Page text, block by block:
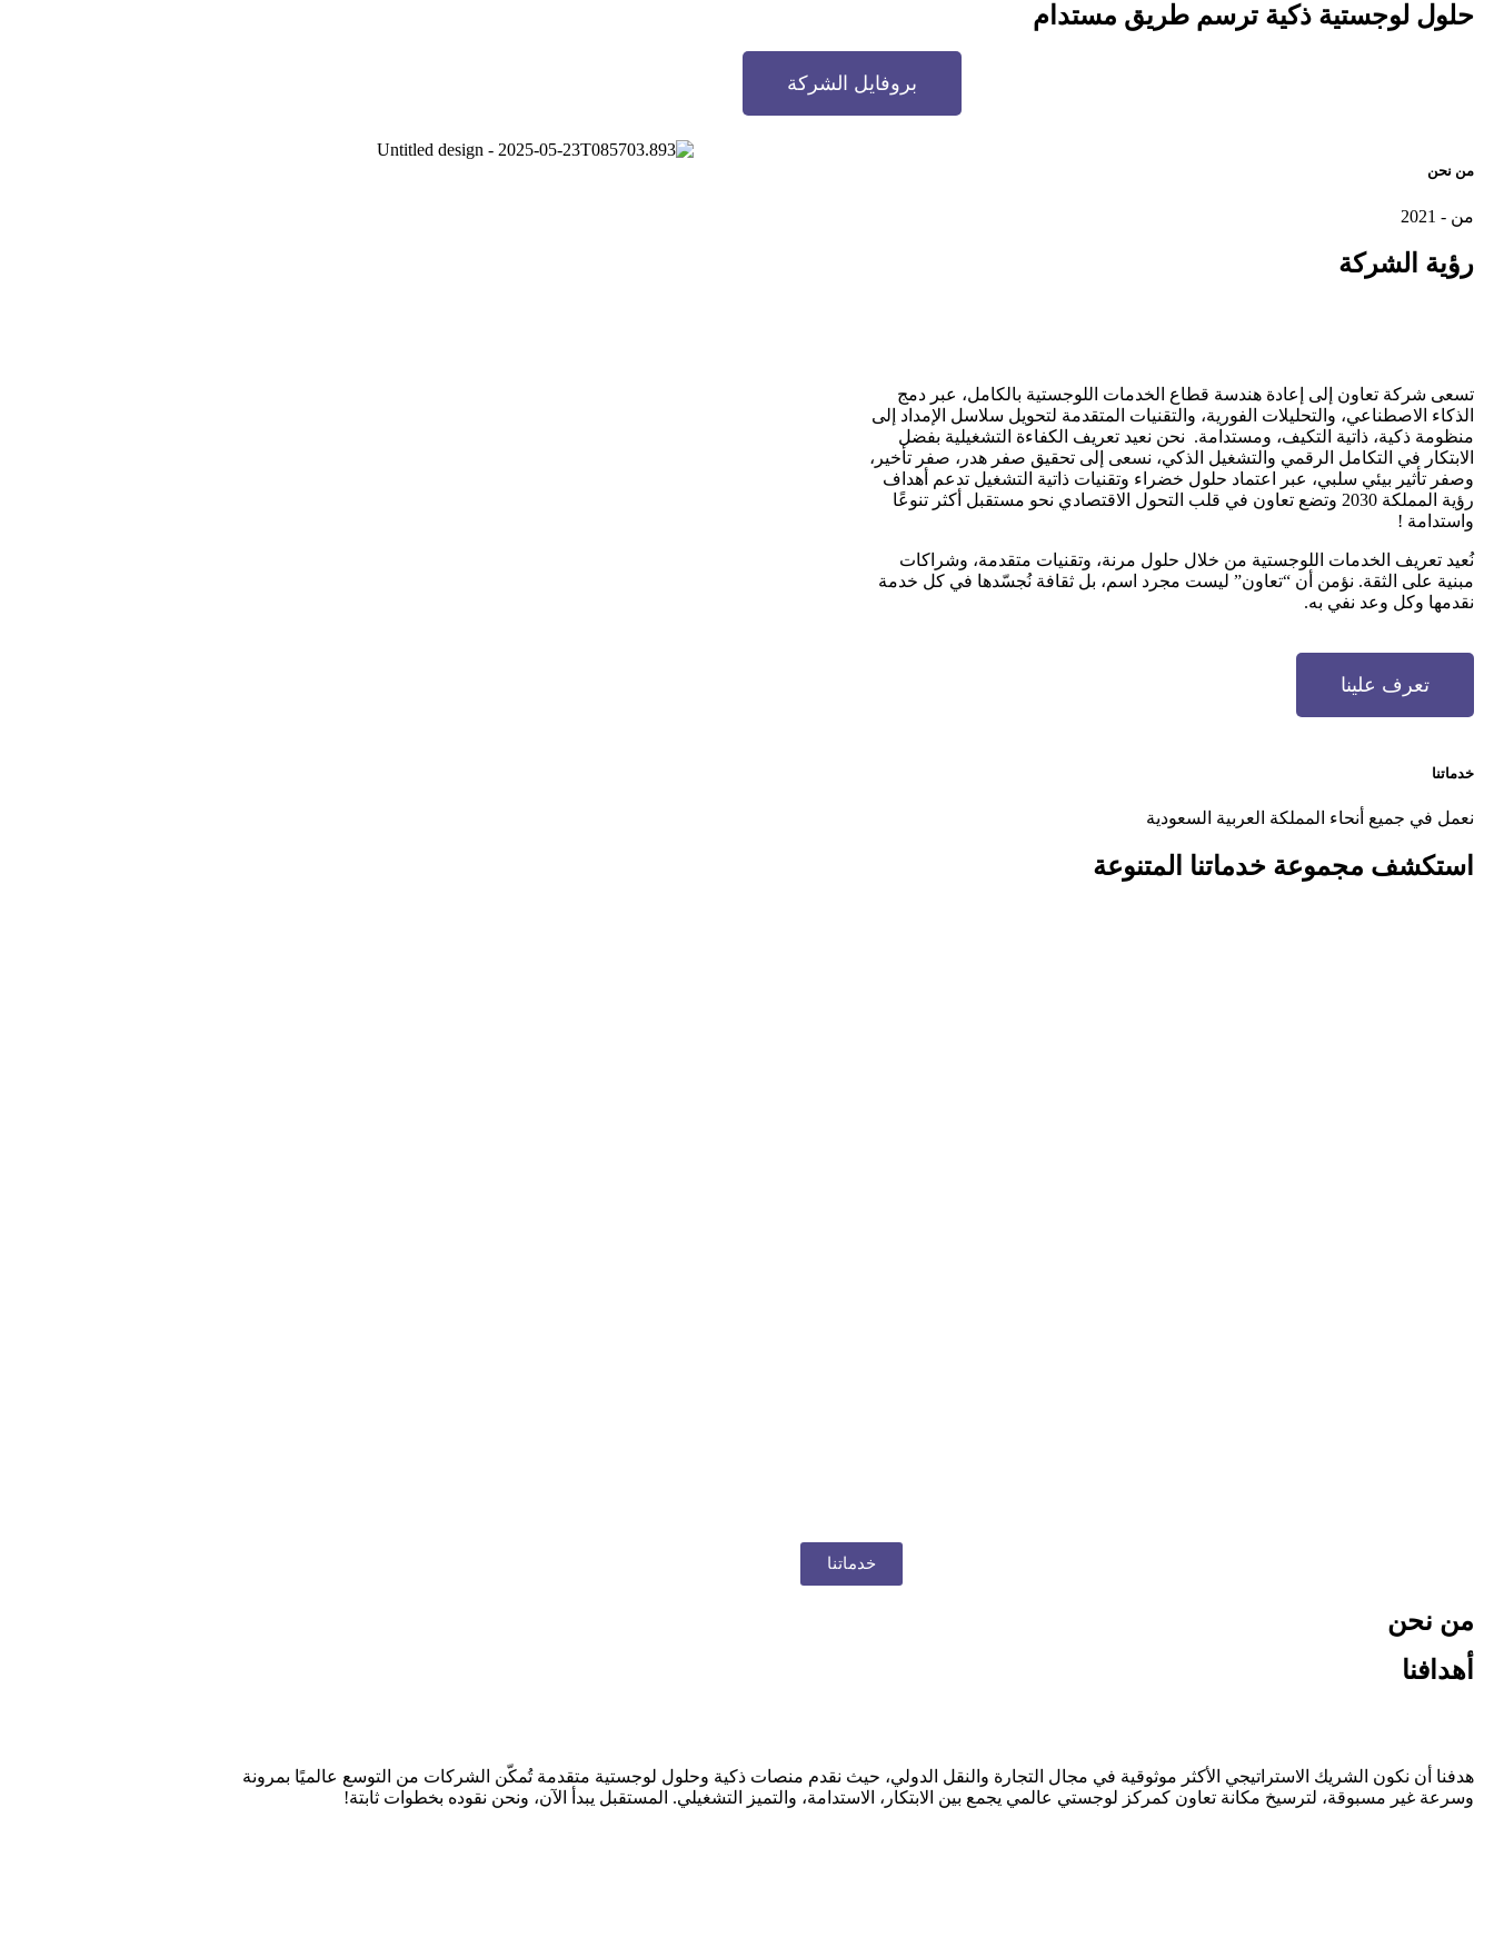
حلول لوجستية ذكية ترسم طريق مستدام
بروفايل الشركة
من نحن
من - 2021
رؤية الشركة
تسعى شركة تعاون إلى إعادة هندسة قطاع الخدمات اللوجستية بالكامل، عبر دمج
الذكاء الاصطناعي، والتحليلات الفورية، والتقنيات المتقدمة لتحويل سلاسل الإمداد إلى
منظومة ذكية، ذاتية التكيف، ومستدامة. نحن نعيد تعريف الكفاءة التشغيلية بفضل
الابتكار في التكامل الرقمي والتشغيل الذكي، نسعى إلى تحقيق صفر هدر، صفر تأخير،
وصفر تأثير بيئي سلبي، عبر اعتماد حلول خضراء وتقنيات ذاتية التشغيل تدعم أهداف
رؤية المملكة 2030 وتضع تعاون في قلب التحول الاقتصادي نحو مستقبل أكثر تنوعًا
واستدامة !
نُعيد تعريف الخدمات اللوجستية من خلال حلول مرنة، وتقنيات متقدمة، وشراكات
مبنية على الثقة. نؤمن أن “تعاون” ليست مجرد اسم، بل ثقافة نُجسّدها في كل خدمة
نقدمها وكل وعد نفي به.
تعرف علينا
خدماتنا
نعمل في جميع أنحاء المملكة العربية السعودية
استكشف مجموعة خدماتنا المتنوعة
خدماتنا
من نحن
أهدافنا
هدفنا أن نكون الشريك الاستراتيجي الأكثر موثوقية في مجال التجارة والنقل الدولي، حيث نقدم منصات ذكية وحلول لوجستية متقدمة تُمكّن الشركات من التوسع عالميًا بمرونة
وسرعة غير مسبوقة، لترسيخ مكانة تعاون كمركز لوجستي عالمي يجمع بين الابتكار، الاستدامة، والتميز التشغيلي. المستقبل يبدأ الآن، ونحن نقوده بخطوات ثابتة!